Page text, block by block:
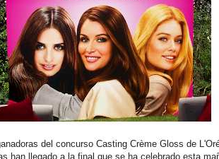
del concurso Casting Crème Gloss de
han llegado a la final que se ha celebrado esta